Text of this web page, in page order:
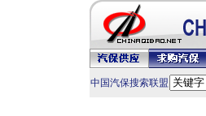
中国汽保搜索联盟